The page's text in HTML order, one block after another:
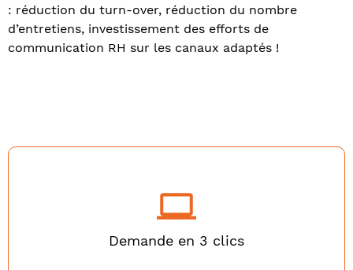
: réduction du turn-over, réduction du nombre
d’entretiens, investissement des efforts de
communication RH sur les canaux adaptés !
Demande en 3 clics